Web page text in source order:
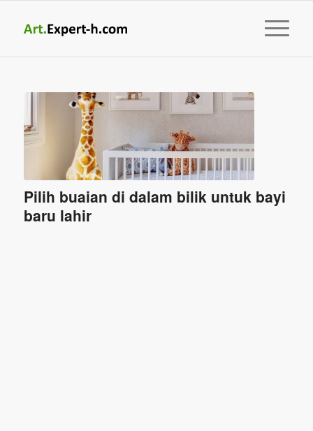
Pilih buaian di dalam bilik untuk bayi
baru lahir